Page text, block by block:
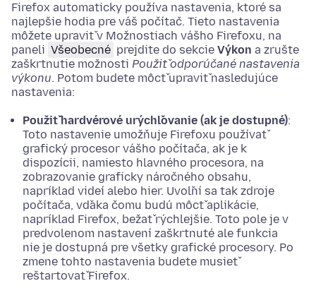
Firefox automaticky používa nastavenia, ktoré sa
najlepšie hodia pre váš počítač. Tieto nastavenia
môžete upraviť v Možnostiach vášho Firefoxu, na
paneli Všeobecné prejdite do sekcie Výkon a zrušte
zaškrtnutie možnosti Použiť odporúčané nastavenia
výkonu. Potom budete môcť upraviť nasledujúce
nastavenia:
Použiť hardvérové urýchľovanie (ak je dostupné):
Toto nastavenie umožňuje Firefoxu používať
grafický procesor vášho počítača, ak je k
dispozícii, namiesto hlavného procesora, na
zobrazovanie graficky náročného obsahu,
napríklad videí alebo hier. Uvoľní sa tak zdroje
počítača, vďaka čomu budú môcť aplikácie,
napríklad Firefox, bežať rýchlejšie. Toto pole je v
predvolenom nastavení zaškrtnuté ale funkcia
nie je dostupná pre všetky grafické procesory. Po
zmene tohto nastavenia budete musieť
reštartovať Firefox.